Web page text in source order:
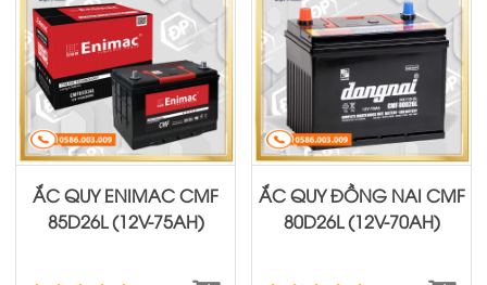
ẮC QUY ENIMAC CMF
85D26L (12V-75AH)
ẮC QUY ĐỒNG NAI CMF
80D26L (12V-70AH)